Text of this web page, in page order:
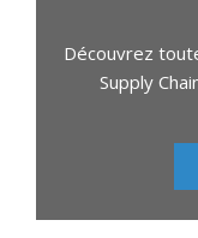
Découvrez
Supply